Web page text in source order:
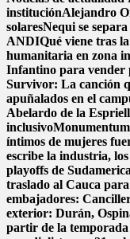
instituciónAlejandro
solaresNequi se
ANDIQué viene tras
humanitaria en zona
Infantino para vender
Survivor: La canción
apuñalados en el
Abelardo de la
inclusivoMonumentum
íntimos de mujeres
escribe la industria,
playoffs de
traslado al Cauca
embajadores:
exterior: Durán,
partir de la temporada